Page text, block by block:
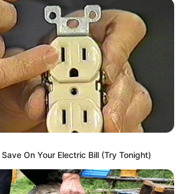
On Your Electric Bill (Try Tonight)